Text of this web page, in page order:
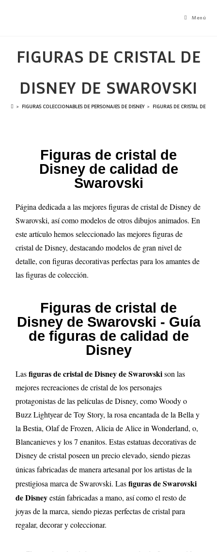
Menú
FIGURAS DE CRISTAL DE
DISNEY DE SWAROVSKI
> FIGURAS COLECCIONABLES DE PERSONAJES DE DISNEY > FIGURAS DE CRISTAL DE
Figuras de cristal de
Disney de calidad de
Swarovski
Página dedicada a las mejores figuras de cristal de Disney de
Swarovski, así como modelos de otros dibujos animados. En
este artículo hemos seleccionado las mejores figuras de
cristal de Disney, destacando modelos de gran nivel de
detalle, con figuras decorativas perfectas para los amantes de
las figuras de colección.
Figuras de cristal de
Disney de Swarovski - Guía
de figuras de calidad de
Disney
Lasfiguras de cristal de Disney de Swarovskison las
mejores recreaciones de cristal de los personajes
protagonistas de las películas de Disney, como Woody o
Buzz Lightyear de Toy Story, la rosa encantada de la Bella y
la Bestia, Olaf de Frozen, Alicia de Alice in Wonderland, o,
Blancanieves y los 7 enanitos. Estas estatuas decorativas de
Disney de cristal poseen un precio elevado,siendo piezas
únicas fabricadas de manera artesanal por los artistas de la
prestigiosa marca de Swarovski.Lasfiguras de Swarovski
de Disneyestán fabricadas a mano, así como el resto de
joyas de la marca, siendo piezas perfectas de cristal para
regalar, decorar y coleccionar.